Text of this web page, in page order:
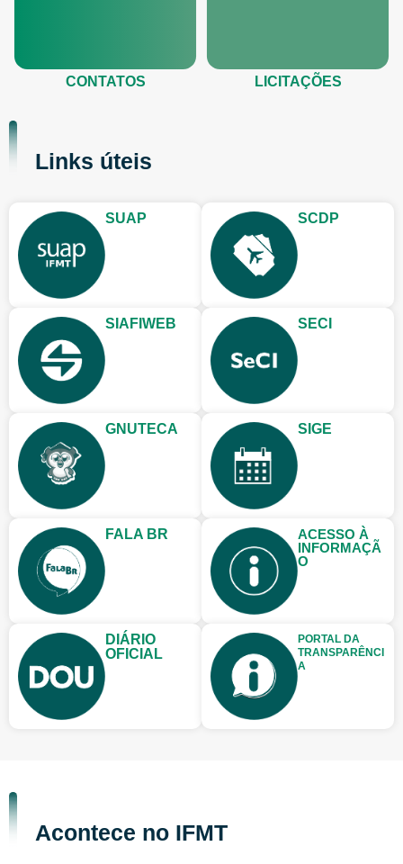
CONTATOS LICITAÇÕES
Links úteis
SUAP SCDP
SIAFIWEB SECI
GNUTECA SIGE
FALA BR
ACESSO À
INFORMAÇÃ
O
DIÁRIO
OFICIAL
PORTAL DA
TRANSPARÊNCI
A
Acontece no IFMT